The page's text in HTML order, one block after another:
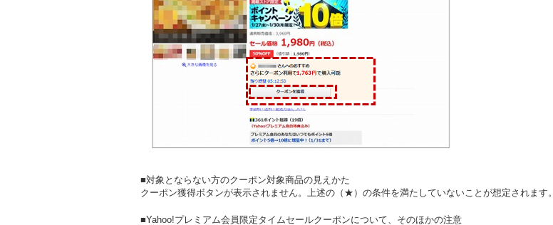
■対象とならない方のクーポン対象商品の見えかた
クーポン獲得ボタンが表示されません。上述の（★）の条件を満たしていないことが想定されます。
■Yahoo!プレミアム会員限定タイムセールクーポンについて、そのほかの注意